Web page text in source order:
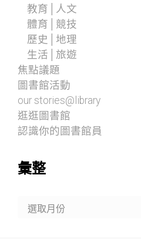
教育│人文
體育│競技
歷史│地理
生活│旅遊
焦點議題
圖書館活動
our stories@library
逛逛圖書館
認識你的圖書館員
彙整